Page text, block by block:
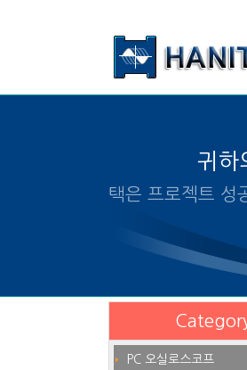
귀하
알맞은 제
PC 오실로스코프